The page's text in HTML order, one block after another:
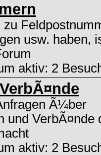
usw. haben,
aktiv: 2
Ã¼ber
und VerbÃ¤nde
aktiv: 2